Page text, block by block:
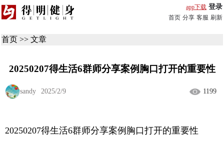
app下载 登录
首页 分享 客服 刷新
首页 >> 文章
20250207得生活6群师分享案例胸口打开的重要性
sandy 2025/2/9 1199
20250207得生活6群师分享案例胸口打开的重要性